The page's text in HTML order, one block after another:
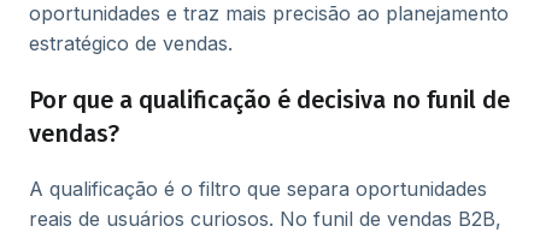
oportunidades e traz mais precisão ao planejamento
estratégico de vendas.
Por que a qualificação é decisiva no funil de
vendas?
A qualificação é o filtro que separa oportunidades
reais de usuários curiosos. No funil de vendas B2B,